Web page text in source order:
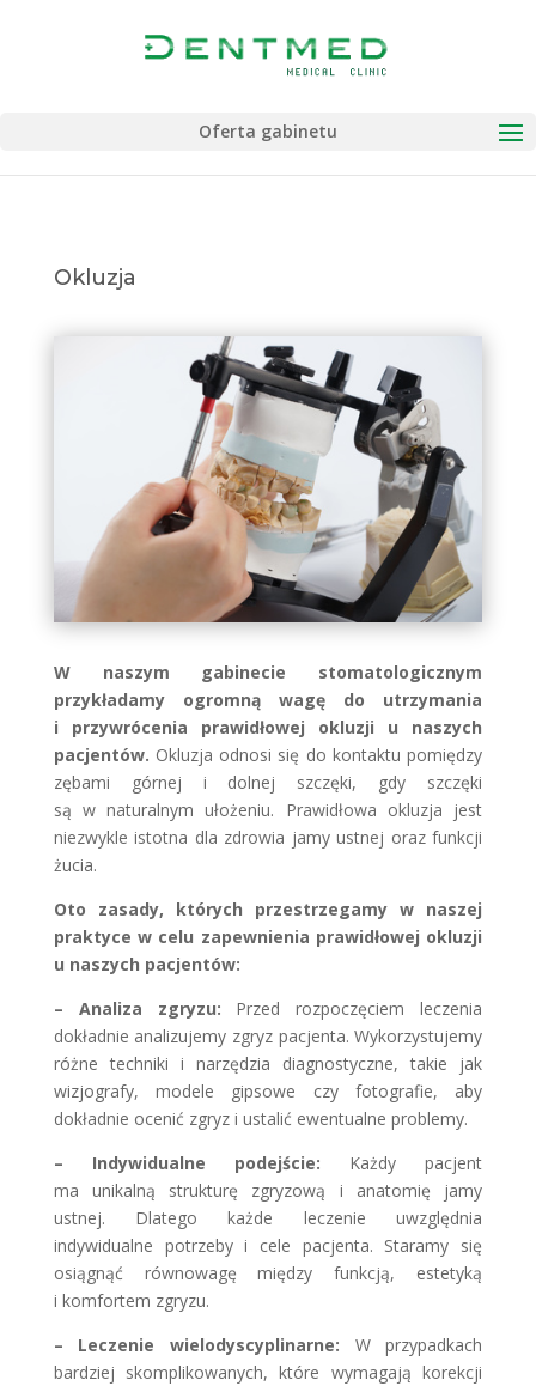
Oferta gabinetu
Okluzja
W naszym gabinecie stomatologicznym
przykładamy ogromną wagę do utrzymania
i przywrócenia prawidłowej okluzji u naszych
pacjentów. Okluzja odnosi się do kontaktu pomiędzy
zębami górnej i dolnej szczęki, gdy szczęki
są w naturalnym ułożeniu. Prawidłowa okluzja jest
niezwykle istotna dla zdrowia jamy ustnej oraz funkcji
żucia.
Oto zasady, których przestrzegamy w naszej
praktyce w celu zapewnienia prawidłowej okluzji
u naszych pacjentów:
– Analiza zgryzu: Przed rozpoczęciem leczenia
dokładnie analizujemy zgryz pacjenta. Wykorzystujemy
różne techniki i narzędzia diagnostyczne, takie jak
wizjografy, modele gipsowe czy fotografie, aby
dokładnie ocenić zgryz i ustalić ewentualne problemy.
– Indywidualne podejście: Każdy pacjent
ma unikalną strukturę zgryzową i anatomię jamy
ustnej. Dlatego każde leczenie uwzględnia
indywidualne potrzeby i cele pacjenta. Staramy się
osiągnąć równowagę między funkcją, estetyką
i komfortem zgryzu.
– Leczenie wielodyscyplinarne: W przypadkach
bardziej skomplikowanych, które wymagają korekcji